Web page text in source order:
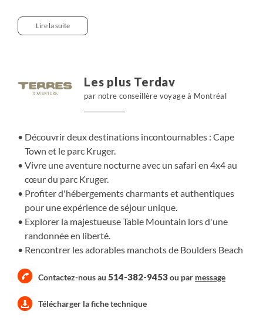
Street, observez les baleines dans la baie d’Hermanus et
explorez l'historique Robben Island.
safaris. Pas de longs transferts ni de temps perdu : vivez
5 jours d'aventure en totale autonomie à travers le parc
une expérience inoubliable.
Mais vous pourriez aussi décider de vivre ce voyage
au Kruger autrement
aussi la possibilité de séjourner dans une réserve privée,
offrant un cadre plus exclusif et des safaris organisés
avec rangers matin et soir (nous consulter).
Lire la suite
Les plus Terdav
par notre conseillère voyage à Montréal
Découvrir deux destinations incontournables : Cape
Town et le parc Kruger.
Vivre une aventure nocturne avec un safari en 4x4 au
cœur du parc Kruger.
Profiter d'hébergements charmants et authentiques
pour une expérience de séjour unique.
Explorer la majestueuse Table Mountain lors d'une
randonnée en liberté.
Rencontrer les adorables manchots de Boulders Beach
Contactez-nous au 514-382-9453ou par message
Télécharger la fiche technique